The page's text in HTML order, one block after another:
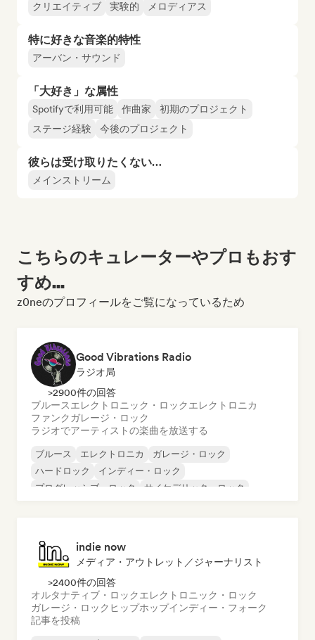
クリエイティブ 実験的 メロディアス
特に好きな音楽的特性
アーバン・サウンド
「大好き」な属性
Spotifyで利用可能 作曲家
初期のプロジェクト
ステージ経験
今後のプロジェクト
彼らは受け取りたくない…
メインストリーム
こちらのキュレーターやプロもおす
すめ...
z0neのプロフィールをご覧になっているため
Good Vibrations Radio
ラジオ局
>2900件の回答
ブルースエレクトロニック・ロックエレクトロニカ
ファンクガレージ・ロック
ラジオでアーティストの楽曲を放送する
ブルース エレクトロニカ
ガレージ・ロック
ハードロック
インディー・ロック
プログレッシブ・ロック
サイケデリック・ロック
indie now
メディア・アウトレット／ジャーナリスト
>2400件の回答
オルタナティブ・ロックエレクトロニック・ロック
ガレージ・ロック ヒップホップインディー・フォーク
記事を投稿